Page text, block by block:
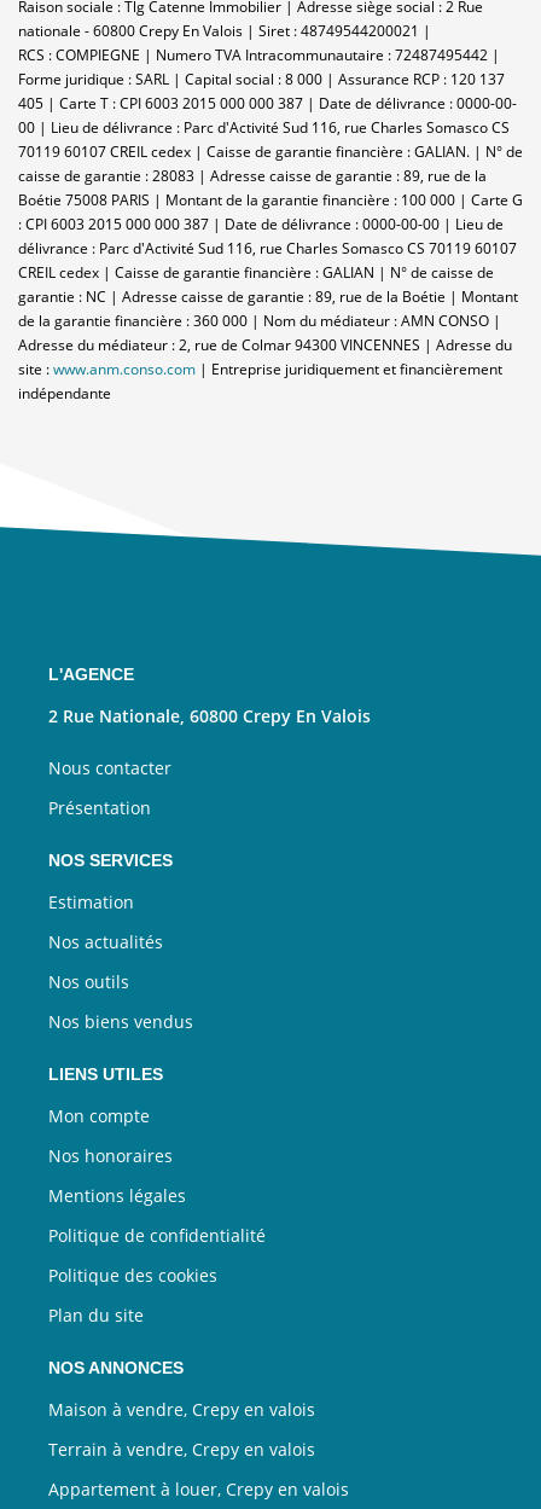
Raison sociale : Tlg Catenne Immobilier | Adresse siège social : 2 Rue
nationale - 60800 Crepy En Valois | Siret : 48749544200021 |
RCS : COMPIEGNE | Numero TVA Intracommunautaire : 72487495442 |
Forme juridique : SARL | Capital social : 8 000 | Assurance RCP : 120 137
405 | Carte T : CPI 6003 2015 000 000 387 | Date de délivrance : 0000-00-
00 | Lieu de délivrance : Parc d'Activité Sud 116, rue Charles Somasco CS
70119 60107 CREIL cedex | Caisse de garantie financière : GALIAN. | N° de
caisse de garantie : 28083 | Adresse caisse de garantie : 89, rue de la
Boétie 75008 PARIS | Montant de la garantie financière : 100 000 | Carte G
: CPI 6003 2015 000 000 387 | Date de délivrance : 0000-00-00 | Lieu de
délivrance : Parc d'Activité Sud 116, rue Charles Somasco CS 70119 60107
CREIL cedex | Caisse de garantie financière : GALIAN | N° de caisse de
garantie : NC | Adresse caisse de garantie : 89, rue de la Boétie | Montant
de la garantie financière : 360 000 | Nom du médiateur : AMN CONSO |
Adresse du médiateur : 2, rue de Colmar 94300 VINCENNES | Adresse du
site :www.anm.conso.com | Entreprise juridiquement et financièrement
indépendante
L'AGENCE
2 Rue Nationale, 60800 Crepy En Valois
Nous contacter
Présentation
NOS SERVICES
Estimation
Nos actualités
Nos outils
Nos biens vendus
LIENS UTILES
Mon compte
Nos honoraires
Mentions légales
Politique de confidentialité
Politique des cookies
Plan du site
NOS ANNONCES
Maison à vendre, Crepy en valois
Terrain à vendre, Crepy en valois
Appartement à louer, Crepy en valois